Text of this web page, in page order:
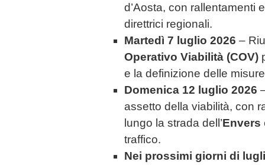
d’Aosta, con rallentamenti
direttrici regionali.
Martedì 7 luglio 2026 –
Operativo Viabilità (COV)
e la definizione delle
Domenica 12 luglio 2026
assetto della viabilità, con
lungo la strada dell’Envers
traffico.
Nei prossimi giorni di